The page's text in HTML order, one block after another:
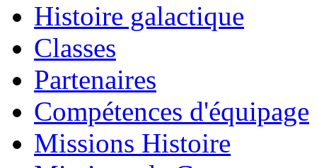
Histoire galactique
Classes
Partenaires
Compétences d'équipage
Missions Histoire